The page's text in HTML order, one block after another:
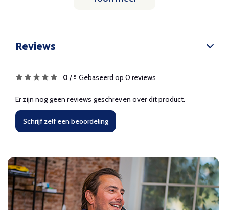
Reviews
0 / 5 Gebaseerd op 0 reviews
Er zijn nog geen reviews geschreven over dit product.
Schrijf zelf een beoordeling